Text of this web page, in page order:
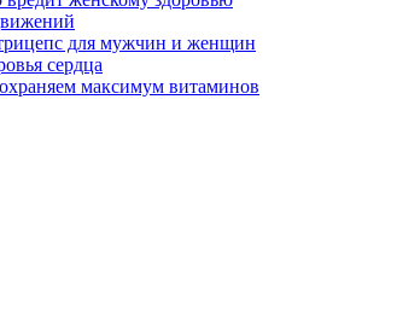
для мужчин и женщин
сердца
максимум витаминов